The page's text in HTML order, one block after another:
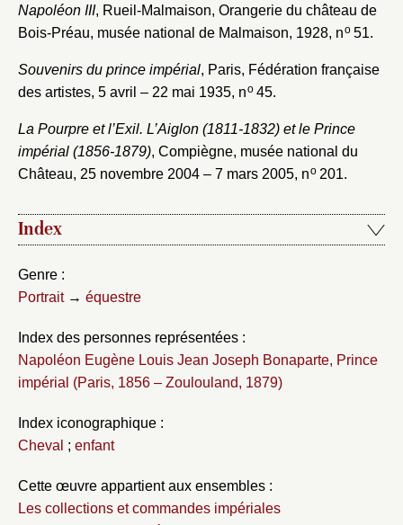
Napoléon III, Rueil-Malmaison, Orangerie du château de
Bois-Préau, musée national de Malmaison, 1928, no51.
Souvenirs du prince impérial, Paris, Fédération française
des artistes, 5 avril – 22 mai 1935, no45.
La Pourpre et l’Exil. L’Aiglon (1811-1832) et le Prince
impérial (1856-1879), Compiègne, musée national du
Château, 25 novembre 2004 – 7 mars 2005, no201.
Index
Genre :
Portrait→ équestre
Index des personnes représentées :
Napoléon Eugène Louis Jean Joseph Bonaparte, Prince
impérial (Paris, 1856 – Zoulouland, 1879)
Index iconographique :
Cheval ; enfant
Cette œuvre appartient aux ensembles :
Les collections et commandes impériales